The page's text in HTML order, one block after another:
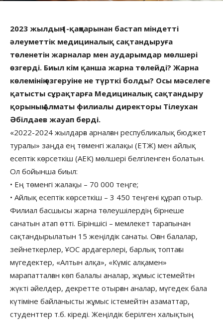
2023 жылдың 1-қаңтарынан бастап міндетті
әлеуметтік медициналық сақтандыруға
төленетін жарналар мен аударымдар мөлшері
өзгерді. Биыл кім қанша жарна төлейді? Жарна
көлемінің өзгеруіне не түрткі болды? Осы мәселеге
қатысты сұрақтарға Медициналық сақтандыру
қорының Алматы филиалы директоры Тілеухан
Әбілдаев жауап берді.
«2022-2024 жылдарға арналған республикалық бюджет
туралы» заңда ең төменгі жалақы (ЕТЖ) мен айлық
есептік көрсеткіш (АЕК) мөлшері белгіленген болатын.
Ол бойынша биыл:
• Ең төменгі жалақы – 70 000 теңге;
• Айлық есептік көрсеткіш – 3 450 теңгені құрап отыр.
Филиал басшысы жарна төлеушілердің бірнеше
санатын атап өтті. Біріншісі – мемлекет тарапынан
сақтандырылатын 15 жеңілдік санаты. Оған балалар,
зейнеткерлер, ҰОС ардагерлері, барлық топтағы
мүгедектер, «Алтын алқа», «Күміс алқамен»
марапатталған көп балалы аналар, жұмыс істемейтін
жүкті әйелдер, декретте отырған аналар, мүгедек бала
күтіміне байланысты жұмыс істемейтін азаматтар,
студенттер т.б. кіреді. Жеңілдік берілген халықтың